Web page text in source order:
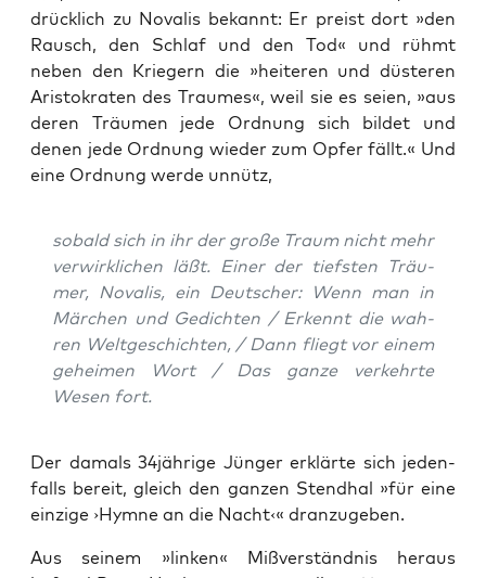
drück­lich zu Nova­lis bekannt: Er preist dort »den
Rausch, den Schlaf und den Tod« und rühmt
neben den Krie­gern die »hei­te­ren und düs­te­ren
Aris­to­kra­ten des Trau­mes«, weil sie es sei­en, »aus
deren Träu­men jede Ord­nung sich bil­det und
denen jede Ord­nung wie­der zum Opfer fällt.« Und
eine Ord­nung wer­de unnütz,
sobald sich in ihr der gro­ße Traum nicht mehr
ver­wirk­li­chen läßt. Einer der tiefs­ten Träu­
mer, Nova­lis, ein Deut­scher: Wenn man in
Mär­chen und Gedich­ten / Erkennt die wah­
ren Welt­ge­schich­ten, / Dann fliegt vor einem
gehei­men Wort / Das gan­ze ver­kehr­te
Wesen fort.
Der damals 34jährige Jün­ger erklär­te sich jeden­
falls bereit, gleich den gan­zen Stendhal »für eine
ein­zi­ge ›Hym­ne an die Nacht‹« dranzugeben.
Aus sei­nem »lin­ken« Miß­ver­ständ­nis her­aus